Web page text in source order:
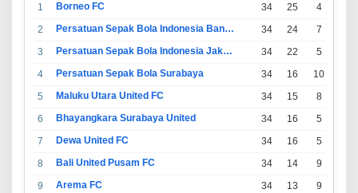
1 Borneo FC 34 25 4
2
Persatuan Sepak Bola Indonesia Bandung 34 24 7
3
Persatuan Sepak Bola Indonesia Jakarta 34 22 5
4
Persatuan Sepak Bola Surabaya 34 16 10
5
Maluku Utara United FC 34 15 8
6
Bhayangkara Surabaya United 34 16 5
7
Dewa United FC 34 16 5
8
Bali United Pusam FC 34 14 9
9
Arema FC 34 13 9